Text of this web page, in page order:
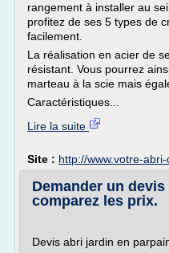
rangement à installer au
profitez de ses 5 types de
facilement.
La réalisation en acier de
résistant. Vous pourrez
marteau à la scie mais
Caractéristiques...
Lire la suite
Site : http://www.votre-
Demander un
comparez les prix.
Devis abri jardin en